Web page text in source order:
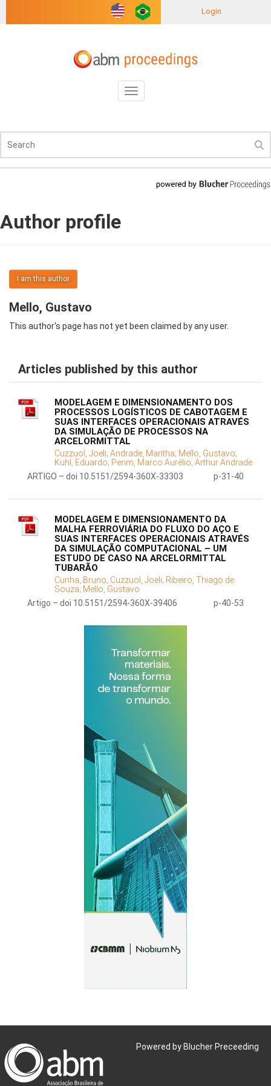
Login
Toggle
navigation
Author profile
I am this author
Mello, Gustavo
This author's page has not yet been claimed by any user.
Articles published by this author
MODELAGEM E DIMENSIONAMENTO DOS
PROCESSOS LOGÍSTICOS DE CABOTAGEM E
SUAS INTERFACES OPERACIONAIS ATRAVÉS
DA SIMULAÇÃO DE PROCESSOS NA
ARCELORMITTAL
Cuzzuol, Joeli; Andrade, Maritha; Mello, Gustavo;
Kuhl, Eduardo; Perim, Marco Aurélio; Arthur Andrade
ARTIGO – doi 10.5151/2594-360X-33303
p-31-40
MODELAGEM E DIMENSIONAMENTO DA
MALHA FERROVIÁRIA DO FLUXO DO AÇO E
SUAS INTERFACES OPERACIONAIS ATRAVÉS
DA SIMULAÇÃO COMPUTACIONAL – UM
ESTUDO DE CASO NA ARCELORMITTAL
TUBARÃO
Cunha, Bruno; Cuzzuol, Joeli; Ribeiro, Thiago de
Souza; Mello, Gustavo
Artigo – doi 10.5151/2594-360X-39406
p-40-53
Powered by Blucher Preceeding